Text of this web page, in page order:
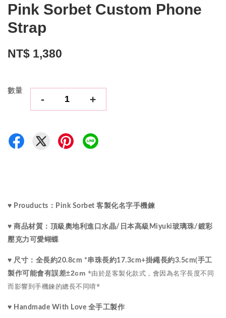
Pink Sorbet Custom Phone
Strap
NT$ 1,380
數量
- +
♥ Prouducts：Pink Sorbet 客製化名字手機鍊
♥ 商品材質： 頂級奧地利進口 水晶/ 日本高級Miyuki玻璃珠/鍍彩
壓克力可愛蝴蝶
♥ 尺寸： 全長約20.8cm *串珠長約17.3cm+掛繩長約3.5cm(手工
製作可能會有誤差±2cm *由於是客製化款式，會因為名字長度不同
而影響到手機鍊的總長不同唷*
♥ Handmade With Love 全手工製作